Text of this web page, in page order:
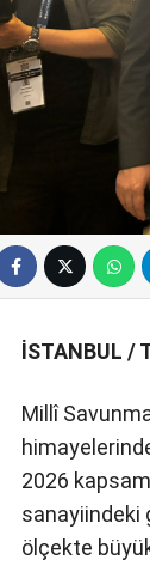
İSTANBUL /
Millî
2026
sanayiindeki
ölçekte